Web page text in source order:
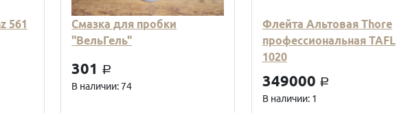
561
Смазка для пробки
"ВельГель"
301 a
В наличии: 74
Флейта Альтовая Thore
профессиональная TAFL
1020
349000 a
В наличии: 1